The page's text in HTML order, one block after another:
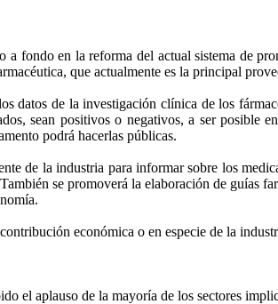
fondo en la reforma del actual sistema de
que actualmente es la principal
datos de la investigación clínica de los
sean positivos o negativos, a ser posible
podrá hacerlas públicas.
de la industria para informar sobre los
se promoverá la elaboración de guías
económica o en especie de la
el aplauso de la mayoría de los sectores